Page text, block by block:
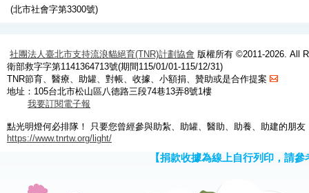
(北市社會字第3300號)
社團法人臺北市支持流浪貓絕育(TNR)計劃協會 版權所有 ©2011-2026. All
衛部救字字第1141364713號(期間115/01/01-115/12/31)
TNR節育、醫療、助罐、對帳、收據、小額捐、贊助或是合作提案
地址：105台北市松山區八德路三段74巷13弄8號1樓
我要訂閱電子報
點光明燈何必排隊！ 只要您曾經參與助紮、助罐、醫助、助養、助建的朋
https://www.tnrtw.org/light/
【捐款收據為線上自行列印，請參